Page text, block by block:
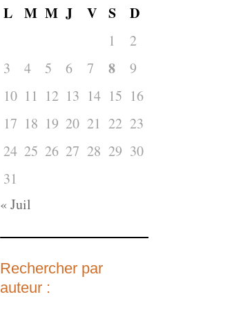
L M M J V S D
1
2
3
4 5 6 7 8
9
10 11 12 13 14 15 16
17 18 19 20 21 22 23
24 25 26 27 28 29 30
31
« Juil
Rechercher par
auteur :